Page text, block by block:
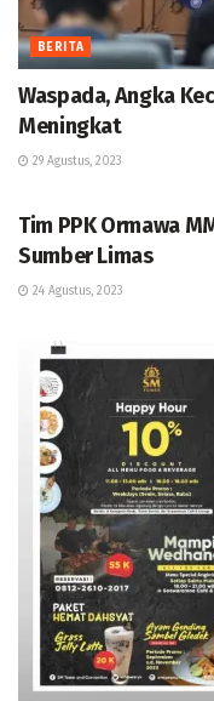
BERITA
Waspada, Angka
Meningkat
29 Agustus, 2023
Tim PPK Ormawa
Sumber Limas
24 Agustus, 2023